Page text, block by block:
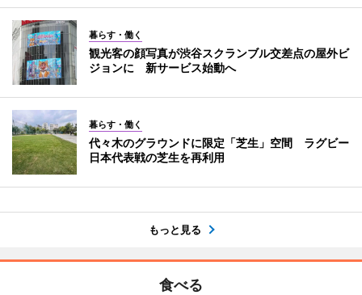
暮らす・働く
観光客の顔写真が渋谷スクランブル交差点の屋外ビ
ジョンに 新サービス始動へ
暮らす・働く
代々木のグラウンドに限定「芝生」空間 ラグビー
日本代表戦の芝生を再利用
もっと見る
食べる